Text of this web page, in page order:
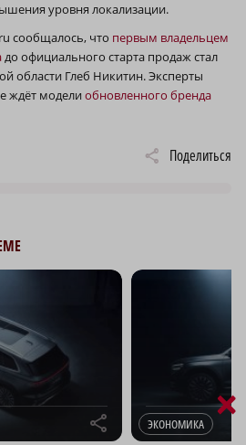
уровня локализации.
сообщалось, что первым владельцем
до официального старта продаж стал
области Глеб Никитин. Эксперты
ждёт модели обновленного бренда
Поделиться
r ЭКОНОМИКА
×